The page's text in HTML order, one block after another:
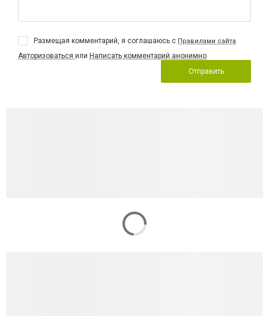
Размещая комментарий, я соглашаюсь с Правилами сайта
Авторизоваться или Написать комментарий анонимно
Отправить